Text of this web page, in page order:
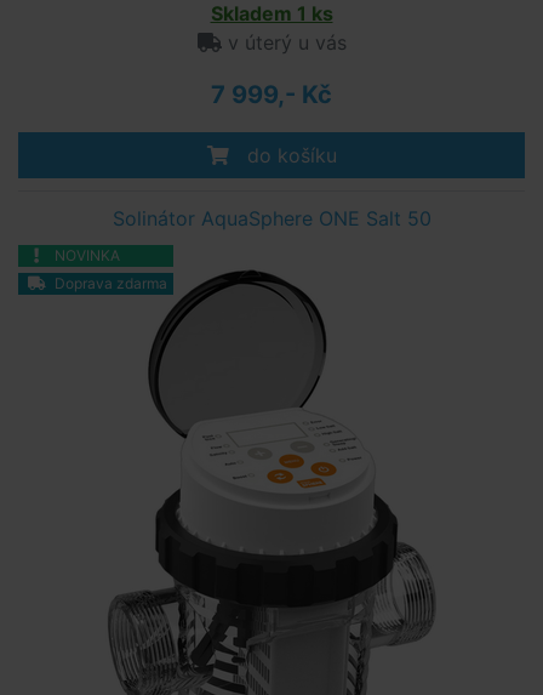
Skladem 1 ks
v úterý u vás
7 999,- Kč
do košíku
Solinátor AquaSphere ONE Salt 50
NOVINKA
Doprava zdarma